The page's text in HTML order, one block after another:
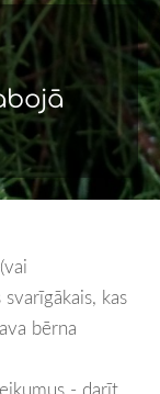
kas
bērna
- darīt